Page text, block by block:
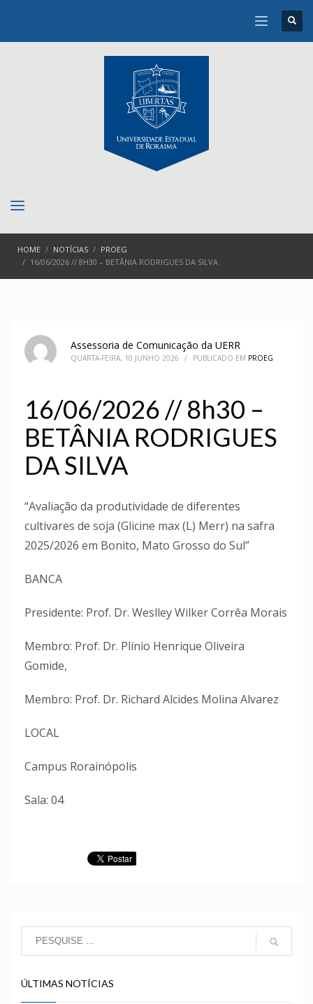
HOME NOTÍCIAS
PROEG
16/06/2026 // 8H30 – BETÂNIA RODRIGUES DA SILVA
Assessoria de Comunicação da UERR
QUARTA-FEIRA, 10 JUNHO 2026 / PUBLICADO EM PROEG
16/06/2026 // 8h30 –
BETÂNIA RODRIGUES
DA SILVA
“Avaliação da produtividade de diferentes
cultivares de soja (Glicine max (L) Merr) na safra
2025/2026 em Bonito, Mato Grosso do Sul”
BANCA
Presidente: Prof. Dr. Weslley Wilker Corrêa Morais
Membro: Prof. Dr. Plínio Henrique Oliveira
Gomide,
Membro: Prof. Dr. Richard Alcides Molina Alvarez
LOCAL
Campus Rorainópolis
Sala: 04
ÚLTIMAS NOTÍCIAS